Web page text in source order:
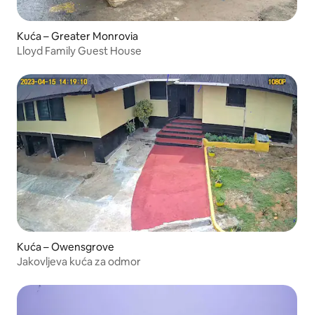
Kuća – Greater Monrovia
Lloyd Family Guest House
Kuća – Owensgrove
Jakovljeva kuća za odmor